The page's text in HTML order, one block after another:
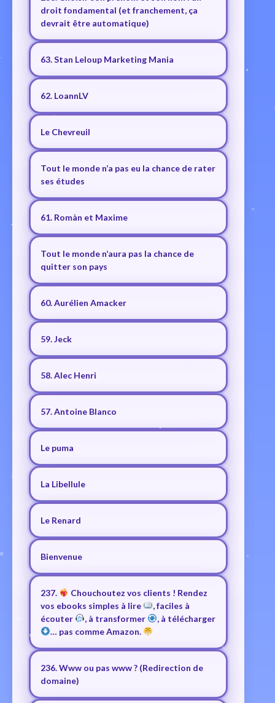
droit fondamental (et franchement, ça
devrait être automatique)
63. Stan Leloup Marketing Mania
62. LoannLV
Le Chevreuil
Tout le monde n’a pas eu la chance de rater
ses études
61. Romàn et Maxime
Tout le monde n’aura pas la chance de
quitter son pays
60. Aurélien Amacker
59. Jeck
58. Alec Henri
57. Antoine Blanco
Le puma
La Libellule
Le Renard
Bienvenue
237.
Chouchoutez vos clients ! Rendez
vos ebooks simples à lire
, faciles à
écouter
, à transformer
, à télécharger
… pas comme Amazon.
236. Www ou pas www ? (Redirection de
domaine)